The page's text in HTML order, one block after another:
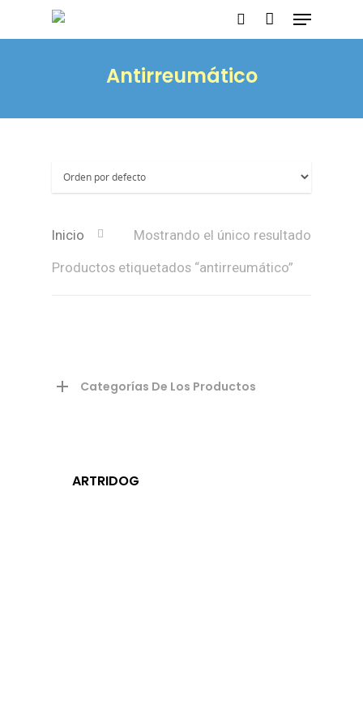
Antirreumático
Mostrando el único resultado
Inicio
Productos etiquetados “antirreumático”
Categorías De Los Productos
ARTRIDOG